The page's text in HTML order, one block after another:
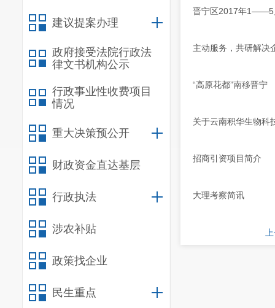
建议提案办理
政府接受法院行政法
律文书机构公示
行政事业性收费项目
情况
重大决策预公开
财政资金直达基层
行政执法
涉农补贴
政策找企业
民生重点
晋宁区2017年1——5
主动服务，共研解决
“高原花都”南移晋宁
关于云南积华生物科
招商引资项目简介
大理考察简讯